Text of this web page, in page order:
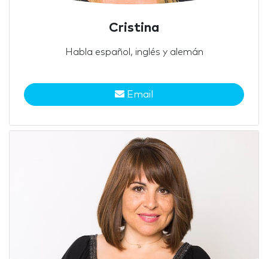
Cristina
Habla español, inglés y alemán
Email